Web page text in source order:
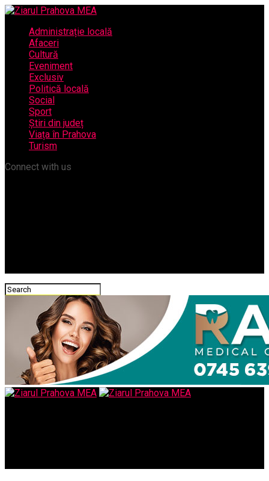
Administrație locală
Afaceri
Cultură
Eveniment
Exclusiv
Politică locală
Social
Sport
Știri din județ
Viața în Prahova
Turism
Connect with us